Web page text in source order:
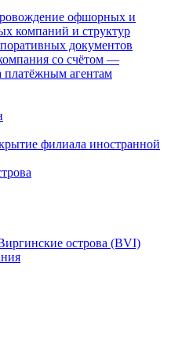
офшорных и
компаний и структур
документов
со счётом —
платёжным агентам
филиала иностранной
острова (BVI)